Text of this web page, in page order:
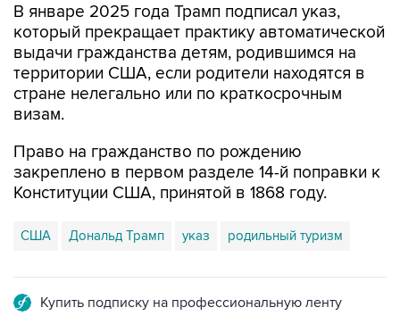
В январе 2025 года Трамп подписал указ,
который прекращает практику автоматической
выдачи гражданства детям, родившимся на
территории США, если родители находятся в
стране нелегально или по краткосрочным
визам.
Право на гражданство по рождению
закреплено в первом разделе 14-й поправки к
Конституции США, принятой в 1868 году.
США Дональд Трамп указ родильный туризм
Купить подписку на профессиональную ленту